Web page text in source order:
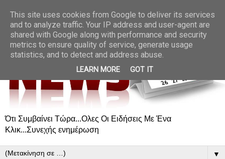
Ότι Συμβαίνει Τώρα...Ολες Οι Ειδήσεις Με Ένα
Κλικ...Συνεχής ενημέρωση
▼
This site uses cookies from Google to deliver its services
and to analyze traffic. Your IP address and user-agent are
shared with Google along with performance and security
metrics to ensure quality of service, generate usage
statistics, and to detect and address abuse.
LEARN MORE GOT IT